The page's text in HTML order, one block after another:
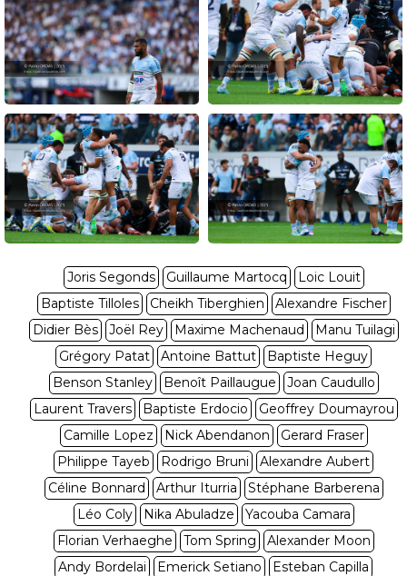
Joris Segonds Guillaume Martocq
Loic Louit
Baptiste Tilloles
Cheikh Tiberghien
Alexandre Fischer
Didier Bès
Joël Rey Maxime Machenaud
Manu Tuilagi
Grégory Patat
Antoine Battut
Baptiste Heguy
Benson Stanley
Benoît Paillaugue
Joan Caudullo
Laurent Travers
Baptiste Erdocio
Geoffrey Doumayrou
Camille Lopez
Nick Abendanon
Gerard Fraser
Philippe Tayeb
Rodrigo Bruni
Alexandre Aubert
Céline Bonnard
Arthur Iturria
Stéphane Barberena
Léo Coly
Nika Abuladze
Yacouba Camara
Florian Verhaeghe
Tom Spring
Alexander Moon
Andy Bordelai
Emerick Setiano
Esteban Capilla